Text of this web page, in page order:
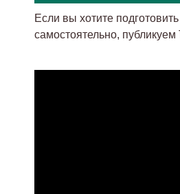
Если вы хотите
самостоятельно, публикуем